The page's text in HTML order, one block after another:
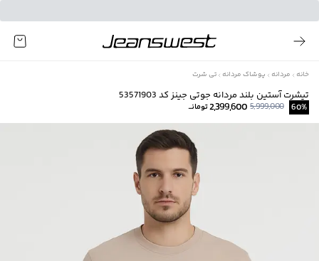
خانه مردانه پوشاک مردانه تی شرت
تیشرت آستین بلند مردانه جوتی جینز کد 53571903
60%
5,999,000
2,399,600تومانــ